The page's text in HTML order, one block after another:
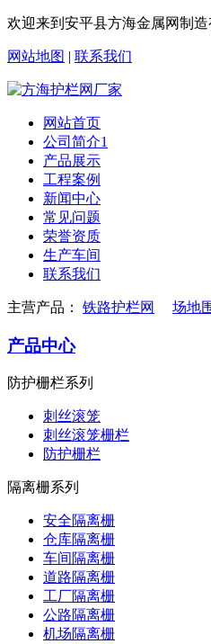
欢迎来到安平县方海金属网制造
网站地图 | 联系我们
网站首页
公司简介1
产品展示
工程案例
新闻中心
常见问题
荣誉资质
生产车间
联系我们
主营产品： 铁路护栏网 场地
产品中心
防护栅栏系列
刺丝滚笼
刺丝滚笼栅栏
防护栅栏
隔离栅系列
安全隔离栅
仓库隔离栅
车间隔离栅
道路隔离栅
工厂隔离栅
公路隔离栅
机场隔离栅